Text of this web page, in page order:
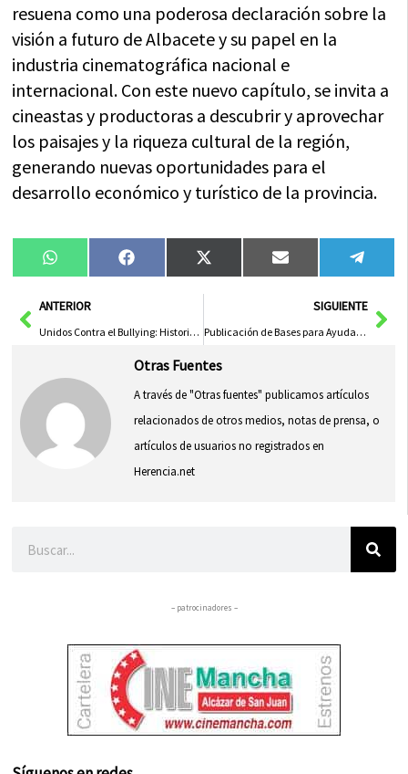
resuena como una poderosa declaración sobre la
visión a futuro de Albacete y su papel en la
industria cinematográfica nacional e
internacional. Con este nuevo capítulo, se invita a
cineastas y productoras a descubrir y aprovechar
los paisajes y la riqueza cultural de la región,
generando nuevas oportunidades para el
desarrollo económico y turístico de la provincia.
Compartir
en
WhatsAppCompartir
en
FacebookCompartir
en
X
(Twitter)
Compartir
en
Email
en
AntANTERIOR
Unidos Contra el Bullying: Historias de Superación y Empatía
SIGUIENTE
Publicación de Bases para Ayudas a Salas de Cine con 400.000 Euros en el DOCM el Próximo Lunes 27 de Octubre
Otras Fuentes
A través de "Otras fuentes" publicamos artículos
relacionados de otros medios, notas de prensa, o
artículos de usuarios no registrados en
Herencia.net
– patrocinadores –